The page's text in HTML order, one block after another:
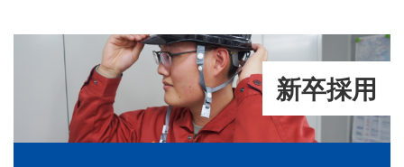
新卒採用